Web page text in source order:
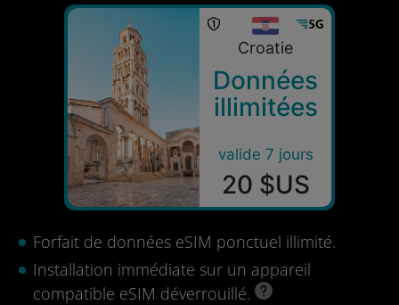
Croatie
Données
illimitées
valide 7 jours
20 $US
Forfait de données eSIM ponctuel illimité.
Installation immédiate sur un appareil
compatible eSIM déverrouillé.